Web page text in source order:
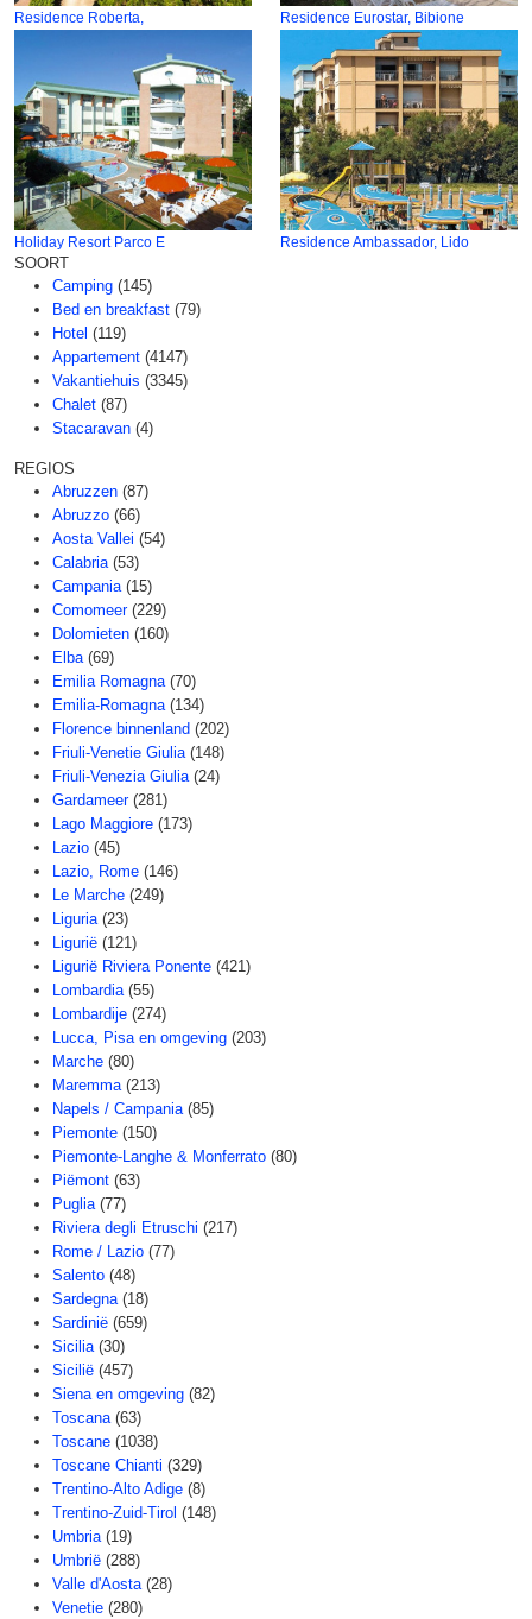
Residence Roberta, Residence Eurostar, Bibione
Holiday Resort Parco E Residence Ambassador, Lido
SOORT
Camping (145)
Bed en breakfast (79)
Hotel (119)
Appartement (4147)
Vakantiehuis (3345)
Chalet (87)
Stacaravan (4)
REGIOS
Abruzzen (87)
Abruzzo (66)
Aosta Vallei (54)
Calabria (53)
Campania (15)
Comomeer (229)
Dolomieten (160)
Elba (69)
Emilia Romagna (70)
Emilia-Romagna (134)
Florence binnenland (202)
Friuli-Venetie Giulia (148)
Friuli-Venezia Giulia (24)
Gardameer (281)
Lago Maggiore (173)
Lazio (45)
Lazio, Rome (146)
Le Marche (249)
Liguria (23)
Ligurië (121)
Ligurië Riviera Ponente (421)
Lombardia (55)
Lombardije (274)
Lucca, Pisa en omgeving (203)
Marche (80)
Maremma (213)
Napels / Campania (85)
Piemonte (150)
Piemonte-Langhe & Monferrato (80)
Piëmont (63)
Puglia (77)
Riviera degli Etruschi (217)
Rome / Lazio (77)
Salento (48)
Sardegna (18)
Sardinië (659)
Sicilia (30)
Sicilië (457)
Siena en omgeving (82)
Toscana (63)
Toscane (1038)
Toscane Chianti (329)
Trentino-Alto Adige (8)
Trentino-Zuid-Tirol (148)
Umbria (19)
Umbrië (288)
Valle d'Aosta (28)
Venetie (280)